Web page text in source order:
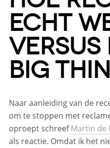
ECHT
BIG
Naar aanleiding van de
om te stoppen met
oproept schreefMartin de
als reactie. Omdat ik het